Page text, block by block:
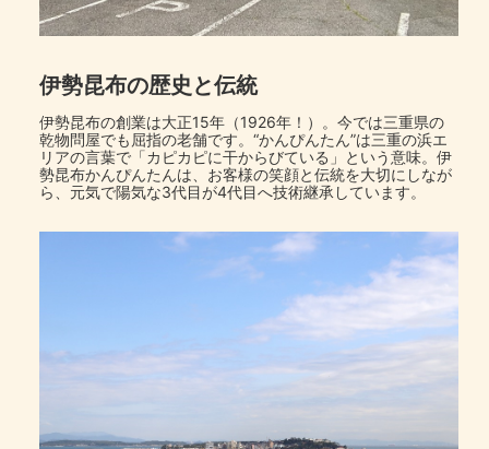
伊勢昆布の歴史と伝統
伊勢昆布の創業は大正15年（1926年！）。今では三重県の
乾物問屋でも屈指の老舗です。“かんぴんたん”は三重の浜エ
リアの言葉で「カピカピに干からびている」という意味。伊
勢昆布かんぴんたんは、お客様の笑顔と伝統を大切にしなが
ら、元気で陽気な3代目が4代目へ技術継承しています。